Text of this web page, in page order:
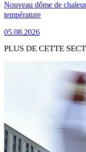
Nouveau dôme de
température
05.08.2026
PLUS DE CETTE